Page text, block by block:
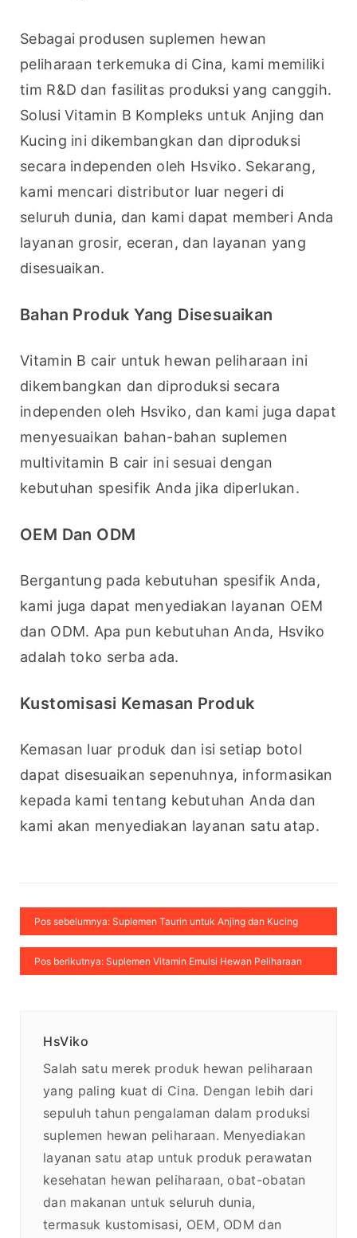
Sebagai produsen suplemen hewan
peliharaan terkemuka di Cina, kami memiliki
tim R&D dan fasilitas produksi yang canggih.
Solusi Vitamin B Kompleks untuk Anjing dan
Kucing ini dikembangkan dan diproduksi
secara independen oleh Hsviko. Sekarang,
kami mencari distributor luar negeri di
seluruh dunia, dan kami dapat memberi Anda
layanan grosir, eceran, dan layanan yang
disesuaikan.
Bahan Produk Yang Disesuaikan
Vitamin B cair untuk hewan peliharaan ini
dikembangkan dan diproduksi secara
independen oleh Hsviko, dan kami juga dapat
menyesuaikan bahan-bahan suplemen
multivitamin B cair ini sesuai dengan
kebutuhan spesifik Anda jika diperlukan.
OEM Dan ODM
Bergantung pada kebutuhan spesifik Anda,
kami juga dapat menyediakan layanan OEM
dan ODM. Apa pun kebutuhan Anda, Hsviko
adalah toko serba ada.
Kustomisasi Kemasan Produk
Kemasan luar produk dan isi setiap botol
dapat disesuaikan sepenuhnya, informasikan
kepada kami tentang kebutuhan Anda dan
kami akan menyediakan layanan satu atap.
Pos sebelumnya: Suplemen Taurin untuk Anjing dan Kucing
Pos berikutnya: Suplemen Vitamin Emulsi Hewan Peliharaan
HsViko
Salah satu merek produk hewan peliharaan
yang paling kuat di Cina. Dengan lebih dari
sepuluh tahun pengalaman dalam produksi
suplemen hewan peliharaan. Menyediakan
layanan satu atap untuk produk perawatan
kesehatan hewan peliharaan, obat-obatan
dan makanan untuk seluruh dunia,
termasuk kustomisasi, OEM, ODM dan